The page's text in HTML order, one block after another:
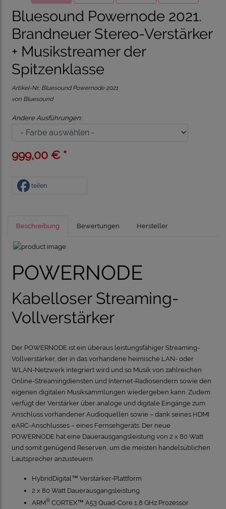
Bluesound Powernode 2021.
Brandneuer Stereo-Verstärker
+ Musikstreamer der
Spitzenklasse
Artikel-Nr.: Bluesound Powernode 2021
von Bluesound
Andere Ausführungen:
999,00 € *
teilen
Beschreibung Bewertungen Hersteller
POWERNODE
Kabelloser Streaming-
Vollverstärker
Der POWERNODE ist ein überaus leistungsfähiger Streaming-
Vollverstärker, der in das vorhandene heimische LAN- oder
WLAN-Netzwerk integriert wird und so Musik von zahlreichen
Online-Streamingdiensten und Internet-Radiosendern sowie den
eigenen digitalen Musiksammlungen wiedergeben kann. Zudem
verfügt der Verstärker über analoge und digitale Eingänge zum
Anschluss vorhandener Audioquellen sowie – dank seines HDMI
eARC-Anschlusses – eines Fernsehgeräts. Der neue
POWERNODE hat eine Dauerausgangsleistung von 2 x 80 Watt
und somit genügend Reserven, um die meisten handelsüblichen
Lautsprecher anzusteuern.
HybridDigital™ Verstärker-Plattform
2 x 80 Watt Dauerausgangsleistung
ARM® CORTEX™ A53 Quad-Core 1,8 GHz Prozessor